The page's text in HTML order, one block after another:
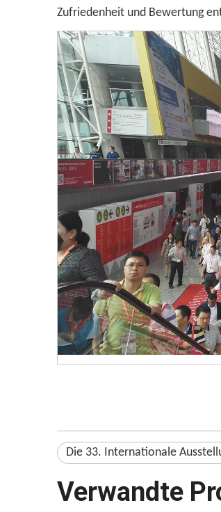
Zufriedenheit und Bewertung
Die 33. Internationale
Verwandte